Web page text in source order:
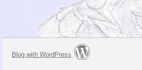
Blog with WordPress